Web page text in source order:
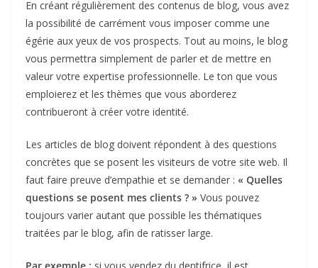
En créant régulièrement des contenus de blog, vous avez
la possibilité de carrément vous imposer comme une
égérie aux yeux de vos prospects. Tout au moins, le blog
vous permettra simplement de parler et de mettre en
valeur votre expertise professionnelle. Le ton que vous
emploierez et les thèmes que vous aborderez
contribueront à créer votre identité.
Les articles de blog doivent répondent à des questions
concrètes que se posent les visiteurs de votre site web. Il
faut faire preuve d’empathie et se demander : « Quelles
questions se posent mes clients ? » Vous pouvez
toujours varier autant que possible les thématiques
traitées par le blog, afin de ratisser large.